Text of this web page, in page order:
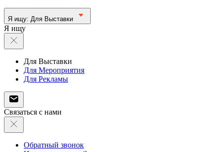
Я ищу: Для Выставки
Я ищу
Для Выставки
Для Мероприятия
Для Рекламы
Связаться с нами
Обратный звонок